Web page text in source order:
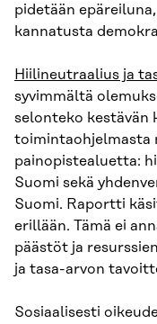
pidetään
kannatusta
Hiilineutraalius ja
syvimmältä
selonteko kestävän
toimintaohjelmasta
painopistealuetta:
Suomi sekä
Suomi. Raportti
erillään. Tämä ei
päästöt ja
ja tasa-arvon
Sosiaalisesti